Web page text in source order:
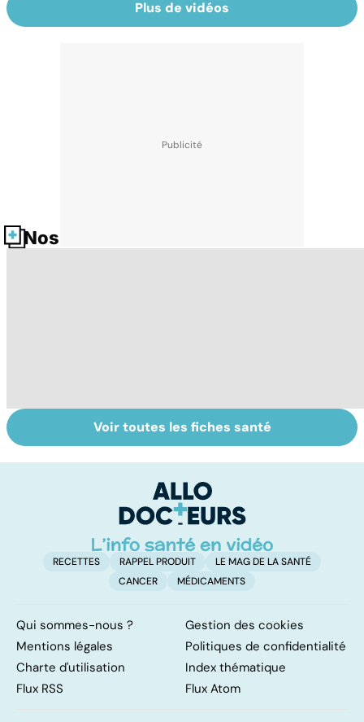
Plus de vidéos
Nos fiches santé
Nécrose : quand
les tissus
Embolie
pulmonaire : un
l'artère
pulmonaire
Voir toutes les fiches santé
RECETTES RAPPEL PRODUIT
LE MAG DE LA SANTÉ
CANCER
MÉDICAMENTS
Qui sommes-nous ?
Gestion des cookies
Mentions légales
Politiques de confidentialité
Charte d'utilisation
Index thématique
Flux RSS
Flux Atom